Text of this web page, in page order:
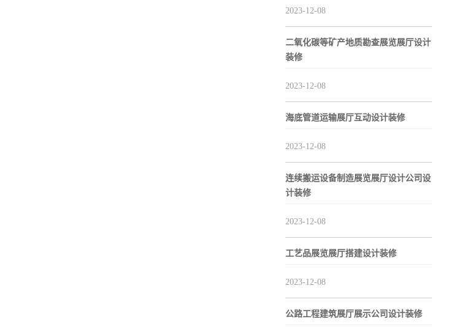
2023-12-08
二氧化碳等矿产地质勘查展览展厅设计
装修
2023-12-08
海底管道运输展厅互动设计装修
2023-12-08
连续搬运设备制造展览展厅设计公司设
计装修
2023-12-08
工艺品展览展厅搭建设计装修
2023-12-08
公路工程建筑展厅展示公司设计装修